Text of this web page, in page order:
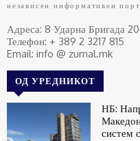
независен информативен
Адреса: 8 Ударна Бригада
Телефон: + 389 2 3217 815
Email: info @ zurnal.mk
ОД УРЕДНИКОТ
НБ:
систем